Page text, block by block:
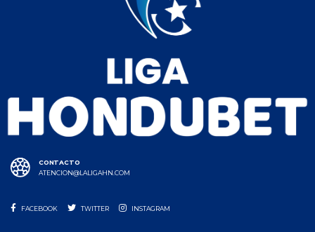
CONTACTO
ATENCION@LALIGAHN.COM
FACEBOOK TWITTER INSTAGRAM